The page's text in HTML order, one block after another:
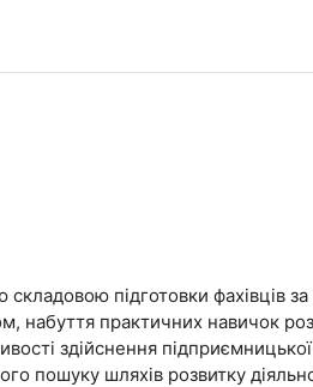
підготовки фахівців
практичних навичок
здійснення
пошуку шляхів розвитку